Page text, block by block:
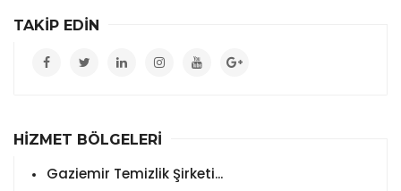
TAKİP EDİN
HİZMET BÖLGELERİ
Gaziemir Temizlik Şirketi...